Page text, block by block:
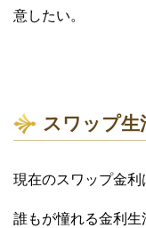
意したい。
スワップ生
現在のスワップ金利
誰もが憧れる金利生